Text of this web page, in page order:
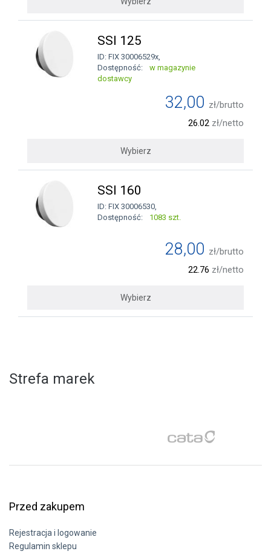
SSI 125
ID: FIX 30006529x,
Dostępność:
w magazynie
dostawcy
32,00 zł/brutto
26.02 zł/netto
Wybierz
SSI 160
ID: FIX 30006530,
Dostępność:
1083 szt.
28,00 zł/brutto
22.76 zł/netto
Wybierz
Strefa marek
Przed zakupem
Rejestracja i logowanie
Regulamin sklepu